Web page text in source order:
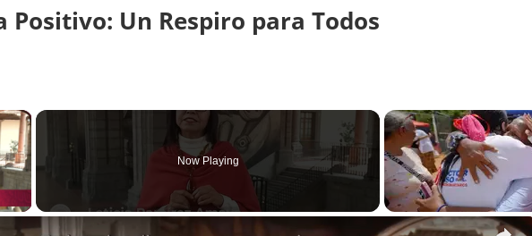
Positivo: Un Respiro para Todos
×
Now Playing
×